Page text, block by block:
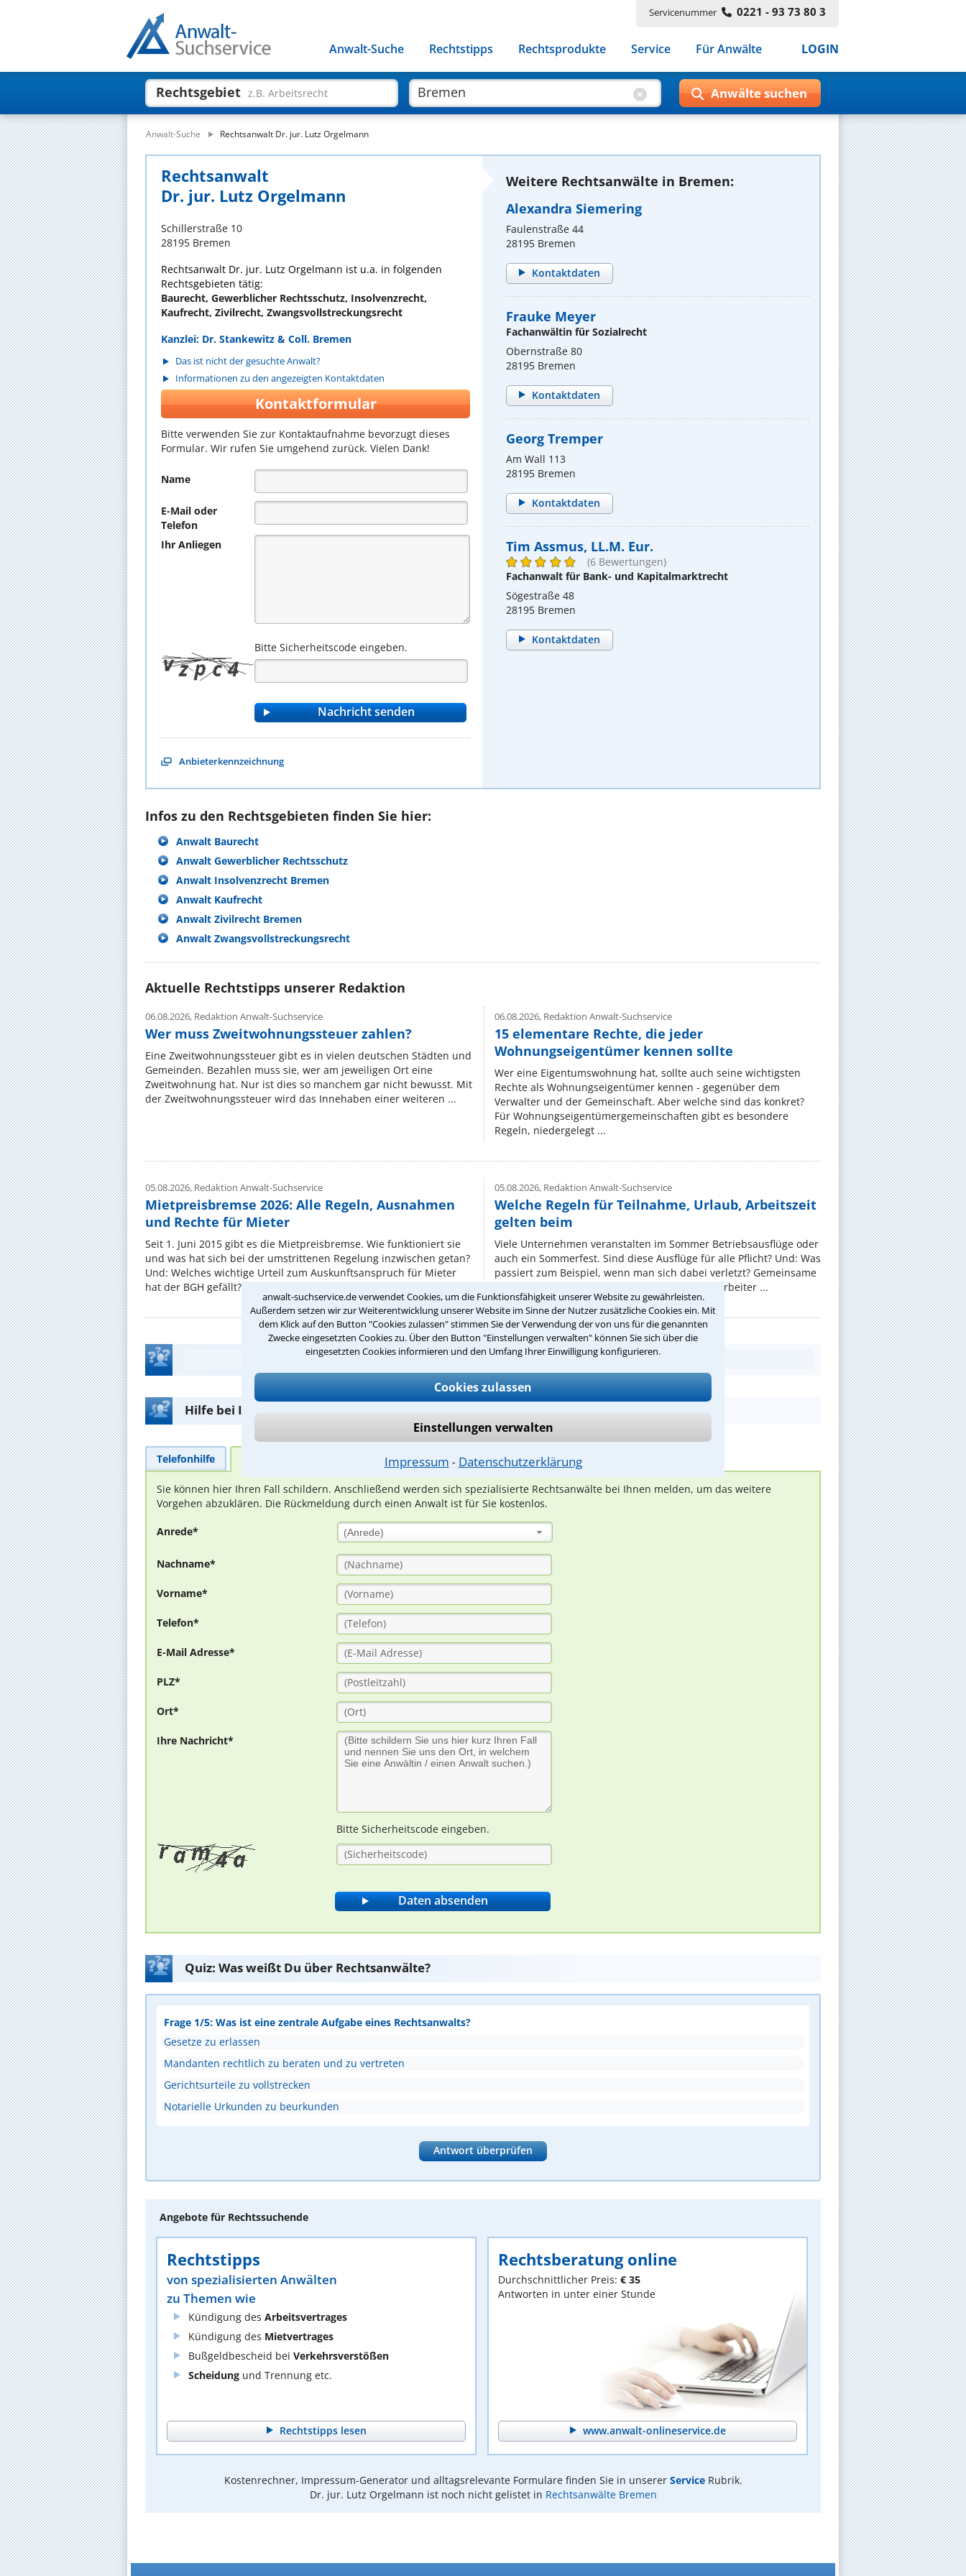
anwalt-suchservice.de verwendet Cookies, um die Funktionsfähigkeit unserer Website zu gewährleisten.
Außerdem setzen wir zur Weiterentwicklung unserer Website im Sinne der Nutzer zusätzliche Cookies ein. Mit
dem Klick auf den Button "Cookies zulassen" stimmen Sie der Verwendung der von uns für die genannten
Zwecke eingesetzten Cookies zu. Über den Button "Einstellungen verwalten" können Sie sich über die
eingesetzten Cookies informieren und den Umfang Ihrer Einwilligung konfigurieren.
Cookies zulassen
Einstellungen verwalten
Impressum ⁃ Datenschutzerklärung
Servicenummer 0221 - 93 73 80 3
Anwalt-Suche Rechtstipps Rechtsprodukte Service Für Anwälte LOGIN
Rechtsgebiet z.B. Arbeitsrecht
Anwalt-Suche Rechtsanwalt Dr. jur. Lutz Orgelmann
Rechtsanwalt
Dr. jur. Lutz Orgelmann
Schillerstraße 10
28195 Bremen
Rechtsanwalt Dr. jur. Lutz Orgelmann ist u.a. in folgenden
Rechtsgebieten tätig:
Baurecht, Gewerblicher Rechtsschutz, Insolvenzrecht,
Kaufrecht, Zivilrecht, Zwangsvollstreckungsrecht
Kanzlei: Dr. Stankewitz & Coll. Bremen
Das ist nicht der gesuchte Anwalt?
Informationen zu den angezeigten Kontaktdaten
Kontaktformular
Bitte verwenden Sie zur Kontaktaufnahme bevorzugt dieses
Formular. Wir rufen Sie umgehend zurück. Vielen Dank!
Name
E-Mail oder
Telefon
Ihr Anliegen
Bitte Sicherheitscode eingeben.
Anbieterkennzeichnung
Weitere Rechtsanwälte in Bremen:
Alexandra Siemering
Faulenstraße 44
28195 Bremen
Kontaktdaten
Frauke Meyer
Fachanwältin für Sozialrecht
Obernstraße 80
28195 Bremen
Kontaktdaten
Georg Tremper
Am Wall 113
28195 Bremen
Kontaktdaten
Tim Assmus, LL.M. Eur.
(6 Bewertungen)
Fachanwalt für Bank- und Kapitalmarktrecht
Sögestraße 48
28195 Bremen
Kontaktdaten
Infos zu den Rechtsgebieten finden Sie hier:
Anwalt Baurecht
Anwalt Gewerblicher Rechtsschutz
Anwalt Insolvenzrecht Bremen
Anwalt Kaufrecht
Anwalt Zivilrecht Bremen
Anwalt Zwangsvollstreckungsrecht
Aktuelle Rechtstipps unserer Redaktion
06.08.2026, Redaktion Anwalt-Suchservice
Wer muss Zweitwohnungssteuer zahlen?
Eine Zweitwohnungssteuer gibt es in vielen deutschen Städten und
Gemeinden. Bezahlen muss sie, wer am jeweiligen Ort eine
Zweitwohnung hat. Nur ist dies so manchem gar nicht bewusst. Mit
der Zweitwohnungssteuer wird das Innehaben einer weiteren ...
06.08.2026,Redaktion Anwalt-Suchservice
15 elementare Rechte, die jeder
Wohnungseigentümer kennen sollte
Wer eine Eigentumswohnung hat, sollte auch seine wichtigsten
Rechte als Wohnungseigentümer kennen - gegenüber dem
Verwalter und der Gemeinschaft. Aber welche sind das konkret?
Für Wohnungseigentümergemeinschaften gibt es besondere
Regeln, niedergelegt ...
05.08.2026, Redaktion Anwalt-Suchservice
Mietpreisbremse 2026: Alle Regeln, Ausnahmen
und Rechte für Mieter
Seit 1. Juni 2015 gibt es die Mietpreisbremse. Wie funktioniert sie
und was hat sich bei der umstrittenen Regelung inzwischen getan?
Und: Welches wichtige Urteil zum Auskunftsanspruch für Mieter
hat der BGH gefällt? ...
05.08.2026,Redaktion Anwalt-Suchservice
Welche Regeln für Teilnahme, Urlaub, Arbeitszeit
gelten beim
Viele Unternehmen veranstalten im Sommer Betriebsausflüge oder
auch ein Sommerfest. Sind diese Ausflüge für alle Pflicht? Und: Was
passiert zum Beispiel, wenn man sich dabei verletzt? Gemeinsame
Erlebnisse außerhalb der Arbeit sollen die Mitarbeiter ...
Teste Dein Rechtswissen
Hilfe bei Ihrer Anwaltsuche?
Telefonhilfe
Sie können hier Ihren Fall schildern. Anschließend werden sich spezialisierte Rechtsanwälte bei Ihnen melden, um das weitere
Vorgehen abzuklären. Die Rückmeldung durch einen Anwalt ist für Sie kostenlos.
Anrede* (Anrede)
Nachname*
Vorname*
Telefon*
E-Mail Adresse*
PLZ*
Ort*
Ihre Nachricht*
Bitte Sicherheitscode eingeben.
Quiz: Was weißt Du über Rechtsanwälte?
Frage 1/5: Was ist eine zentrale Aufgabe eines Rechtsanwalts?
Gesetze zu erlassen
Mandanten rechtlich zu beraten und zu vertreten
Gerichtsurteile zu vollstrecken
Notarielle Urkunden zu beurkunden
Antwort überprüfen
Angebote für Rechtssuchende
Rechtstipps
von spezialisierten Anwälten
zu Themen wie
Kündigung des Arbeitsvertrages
Kündigung des Mietvertrages
Bußgeldbescheid bei Verkehrsverstößen
Scheidung und Trennung etc.
Rechtstipps lesen
Rechtsberatung online
Durchschnittlicher Preis: € 35
Antworten in unter einer Stunde
www.anwalt-onlineservice.de
Kostenrechner, Impressum-Generator und alltagsrelevante Formulare finden Sie in unserer ServiceRubrik.
Dr. jur. Lutz Orgelmann ist noch nicht gelistet in Rechtsanwälte Bremen